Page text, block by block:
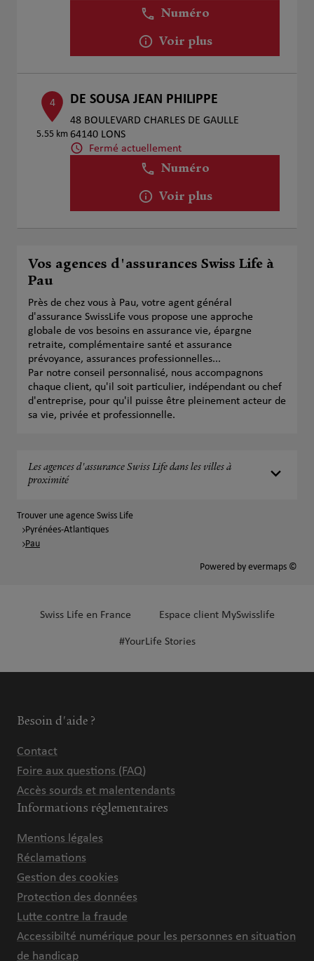
Numéro
Voir plus
4
5.55 km
DE SOUSA JEAN PHILIPPE
48 BOULEVARD CHARLES DE GAULLE
64140 LONS
Fermé actuellement
Numéro
Voir plus
Vos agences d'assurances Swiss Life à
Pau
Près de chez vous à Pau, votre agent général
d'assurance SwissLife vous propose une approche
globale de vos besoins en assurance vie, épargne
retraite, complémentaire santé et assurance
prévoyance, assurances professionnelles...
Par notre conseil personnalisé, nous accompagnons
chaque client, qu'il soit particulier, indépendant ou chef
d'entreprise, pour qu'il puisse être pleinement acteur de
sa vie, privée et professionnelle.
Les agences d'assurance Swiss Life dans les villes à
proximité
Trouver une agence Swiss Life
Pyrénées-Atlantiques
Pau
Powered by evermaps ©
Swiss Life en France Espace client MySwisslife
#YourLife Stories
Besoin d'aide ?
Contact
Foire aux questions (FAQ)
Accès sourds et malentendants
Informations réglementaires
Mentions légales
Réclamations
Gestion des cookies
Protection des données
Lutte contre la fraude
Accessibilté numérique pour les personnes en situation
de handicap